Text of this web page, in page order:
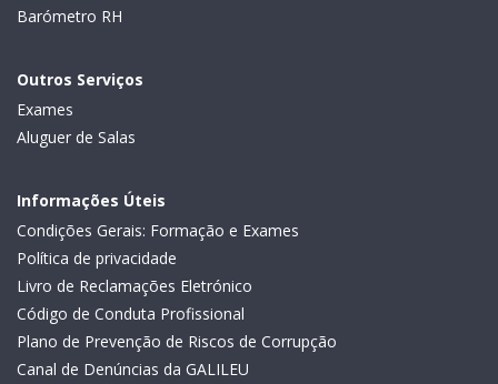
Barómetro RH
Outros Serviços
Exames
Aluguer de Salas
Informações Úteis
Condições Gerais: Formação e Exames
Política de privacidade
Livro de Reclamações Eletrónico
Código de Conduta Profissional
Plano de Prevenção de Riscos de Corrupção
Canal de Denúncias da GALILEU